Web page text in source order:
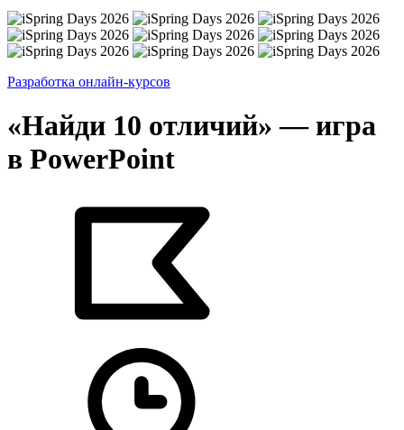
Разработка онлайн-курсов
«Найди 10 отличий» — игра
в PowerPoint